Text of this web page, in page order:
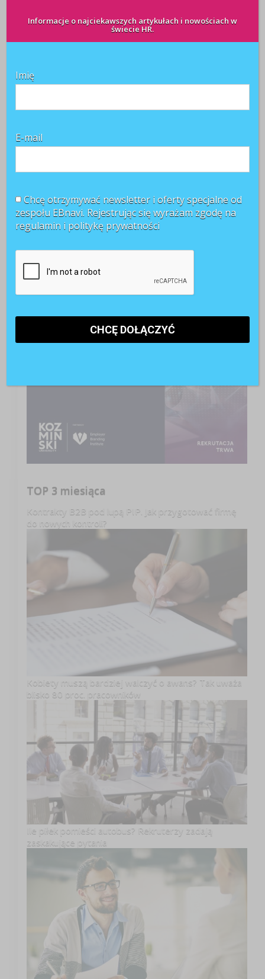
KasiaoSposób na frekwencję pracowników podczas
A może studia podyplomowe
TOP 3 miesiąca
Kontrakty B2B pod lupą PIP. Jak przygotować firmę
do nowych kontroli?
Kobiety muszą bardziej walczyć o awans? Tak uważa
blisko 80 proc. pracowników
Ile piłek pomieści autobus? Rekruterzy zadają
zaskakujące pytania
Informacje o najciekawszych artykułach i nowościach w
świecie HR.
Imię
E-mail
Chcę otrzymywać newsletter i oferty specjalne od
zespołu EBnavi. Rejestrując się wyrażam zgodę na
regulamin i politykę prywatności